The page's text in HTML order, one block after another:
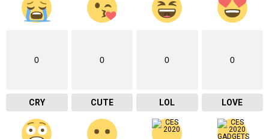
0
CRY
0
CUTE
0
LOL
0
LOVE